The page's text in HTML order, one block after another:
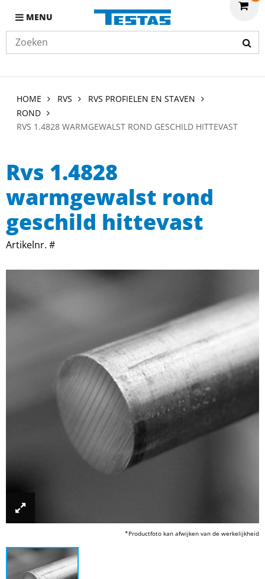
MENU
HOME RVS
RVS PROFIELEN EN STAVEN
ROND
RVS 1.4828 WARMGEWALST ROND GESCHILD HITTEVAST
Rvs 1.4828
warmgewalst rond
geschild hittevast
Artikelnr. #
*Productfoto kan afwijken van de werkelijkheid